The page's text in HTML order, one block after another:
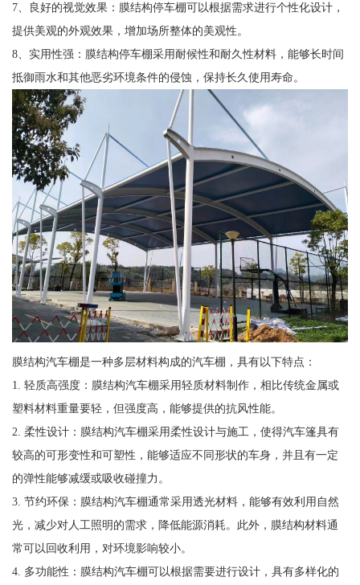
7、良好的视觉效果：膜结构停车棚可以根据需求进行个性化设计，
提供美观的外观效果，增加场所整体的美观性。
8、实用性强：膜结构停车棚采用耐候性和耐久性材料，能够长时间
抵御雨水和其他恶劣环境条件的侵蚀，保持长久使用寿命。
膜结构汽车棚是一种多层材料构成的汽车棚，具有以下特点：
1. 轻质高强度：膜结构汽车棚采用轻质材料制作，相比传统金属或
塑料材料重量要轻，但强度高，能够提供的抗风性能。
2. 柔性设计：膜结构汽车棚采用柔性设计与施工，使得汽车篷具有
较高的可形变性和可塑性，能够适应不同形状的车身，并且有一定
的弹性能够减缓或吸收碰撞力。
3. 节约环保：膜结构汽车棚通常采用透光材料，能够有效利用自然
光，减少对人工照明的需求，降低能源消耗。此外，膜结构材料通
常可以回收利用，对环境影响较小。
4. 多功能性：膜结构汽车棚可以根据需要进行设计，具有多样化的